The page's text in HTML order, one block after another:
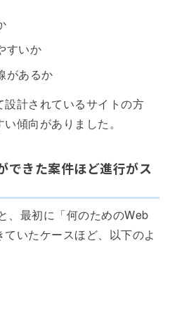
すいか
があるか
計されているサイトの方
傾向がありました。
できた案件ほど進行がス
、最初に「何のためのWeb
いたケースほど、以下のよ